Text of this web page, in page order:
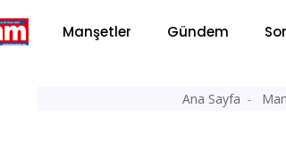
Manşetler Gündem
Ana Sayfa